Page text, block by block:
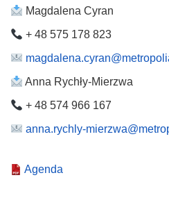
Magdalena Cyran
+ 48 575 178 823
Anna Rychły-Mierzwa
+ 48 574 966 167
anna.rychly-
Agenda